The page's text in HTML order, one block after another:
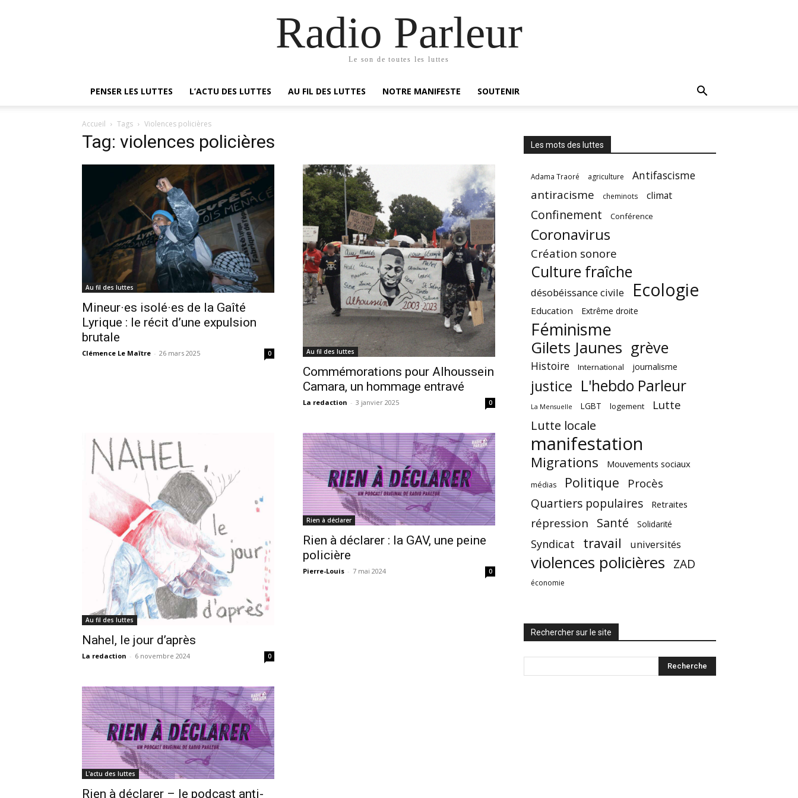
Radio Parleur
Le son de toutes les luttes
PENSER LES LUTTES L’ACTU DES LUTTES AU FIL DES LUTTES NOTRE MANIFESTE SOUTENIR
Accueil Tags Violences policières
Tag: violences policières
Au fil des luttes
Mineur·es isolé·es de la Gaîté
Lyrique : le récit d’une expulsion
brutale
Clémence Le Maître - 26 mars 2025 0 Au fil des luttes
Commémorations pour Alhoussein
Camara, un hommage entravé
La redaction - 3 janvier 2025 0
Au fil des luttes
Nahel, le jour d’après
La redaction - 6 novembre 2024 0
Rien à déclarer
Rien à déclarer : la GAV, une peine
policière
Pierre-Louis - 7 mai 2024 0
L'actu des luttes
Rien à déclarer – le podcast anti-
Les mots des luttes
Adama Traoré agriculture Antifascisme
antiracisme cheminots climat
Confinement Conférence
Coronavirus
Création sonore
Culture fraîche
désobéissance civile Ecologie
Education Extrême droite
Féminisme
Gilets Jaunes grève
Histoire International journalisme
justice L'hebdo Parleur
La Mensuelle LGBT logement Lutte
Lutte locale
manifestation
Migrations Mouvements sociaux
médias Politique Procès
Quartiers populaires Retraites
répression Santé Solidarité
Syndicat travail universités
violences policières ZAD
économie
Rechercher sur le site